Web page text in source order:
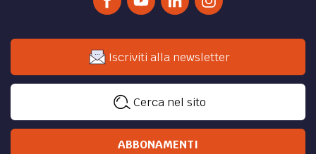
InFOROmatica S.r.l.
Via Castiglione 81, 40124 - Bologna